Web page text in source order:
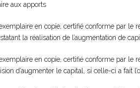
aux apports
en copie, certifié conforme par le
la réalisation de l’augmentation de
en copie, certifié conforme par le
d’augmenter le capital, si celle-ci a fait